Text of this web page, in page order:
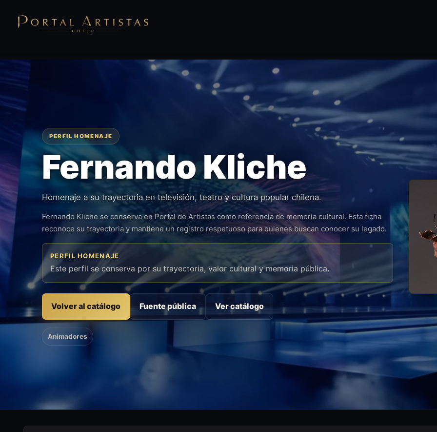
PERFIL HOMENAJE
Fernando Kliche
Homenaje a su trayectoria en televisión, teatro y cultura popular chilena.
Fernando Kliche se conserva en Portal de Artistas como referencia de memoria cultural. Esta ficha
reconoce su trayectoria y mantiene un registro respetuoso para quienes buscan conocer su legado.
PERFIL HOMENAJE
Este perfil se conserva por su trayectoria, valor cultural y memoria pública.
Volver al catálogo Fuente pública Ver catálogo
Animadores